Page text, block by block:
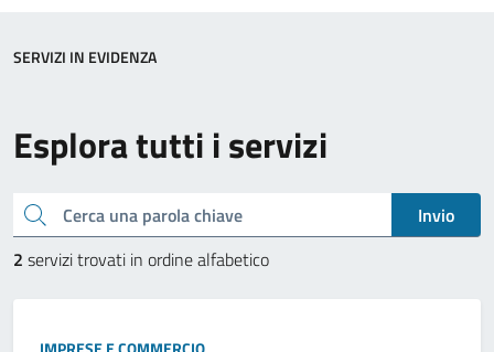
Esplora tutti i servizi
Cerca una parola chiave
Invio
2 servizi trovati in ordine alfabetico
SERVIZI IN EVIDENZA